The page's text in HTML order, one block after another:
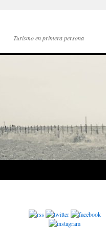
Turismo en primera persona